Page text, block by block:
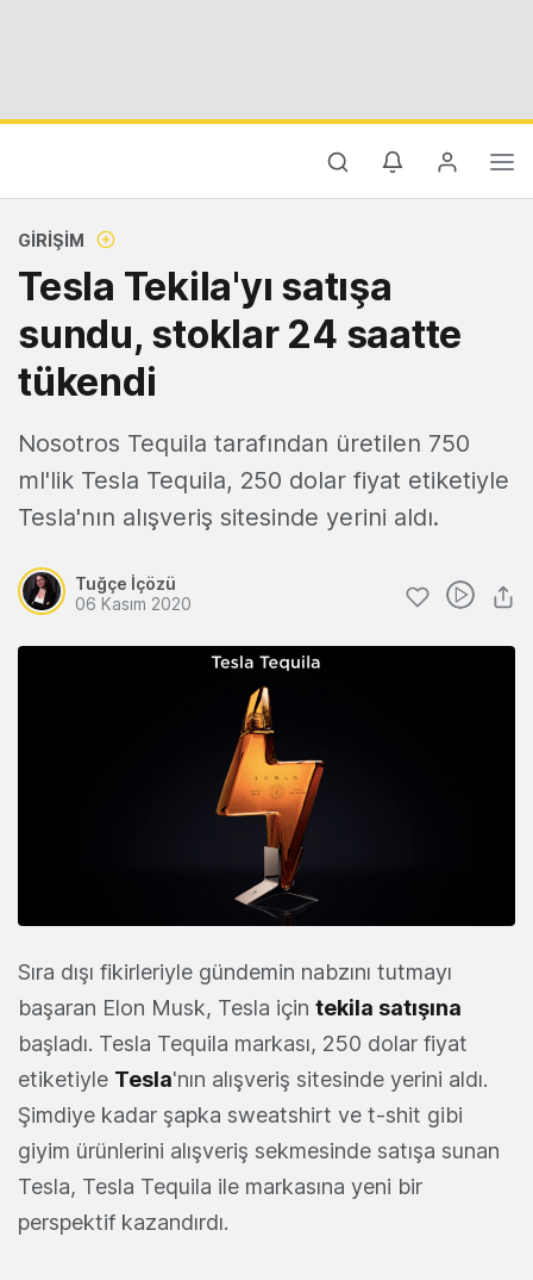
GIRIŞIM
Tesla Tekila'yı satışa
sundu, stoklar 24 saatte
tükendi
Nosotros Tequila tarafından üretilen 750
ml'lik Tesla Tequila, 250 dolar fiyat etiketiyle
Tesla'nın alışveriş sitesinde yerini aldı.
Tuğçe İçözü
06 Kasım 2020
Sıra dışı fikirleriyle gündemin nabzını tutmayı
başaran Elon Musk, Tesla için tekila satışına
başladı. Tesla Tequila markası, 250 dolar fiyat
etiketiyle Tesla'nın alışveriş sitesinde yerini aldı.
Şimdiye kadar şapka sweatshirt ve t-shit gibi
giyim ürünlerini alışveriş sekmesinde satışa sunan
Tesla, Tesla Tequila ile markasına yeni bir
perspektif kazandırdı.